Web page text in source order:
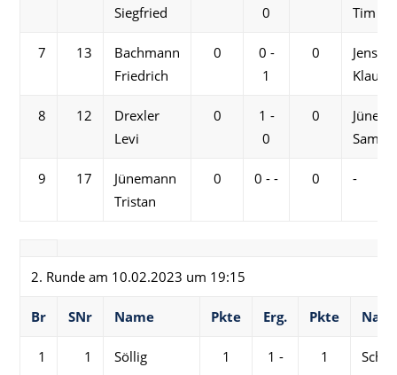
Siegfried
0
Tim
7 13
Bachmann
Friedrich
0
0 -
1
0
Jensch
Klaus-
8 12
Drexler
Levi
0
1 -
0
0
9 17
Jünemann
Tristan
0 0 - - 0 -
2. Runde am 10.02.2023 um 19:15
Br SNr Name Pkte Erg. Pkte
1 1
Söllig
1
1 -
1